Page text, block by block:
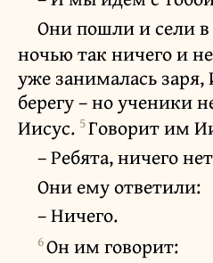
Они пошли и сели
ночью так ничего и
уже занималась заря,
берегу – но ученики
Иисус. 5Говорит им
– Ребята, ничего
Они ему ответили:
– Ничего.
6Он им говорит: